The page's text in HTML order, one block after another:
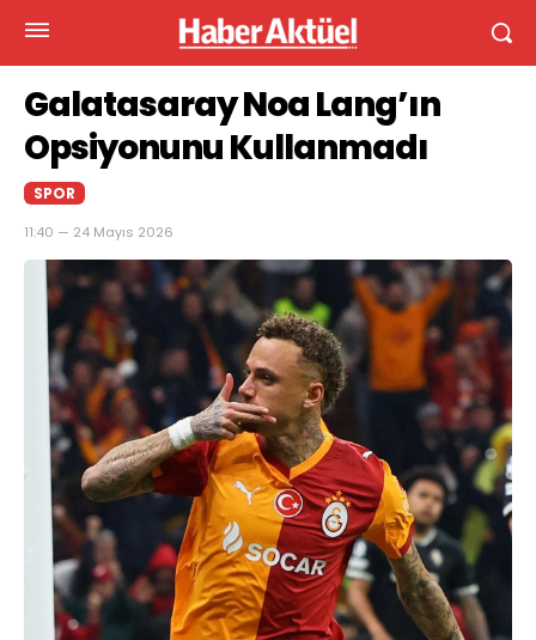
Galatasaray Noa Lang’ın
Opsiyonunu Kullanmadı
SPOR
11:40 — 24 Mayıs 2026